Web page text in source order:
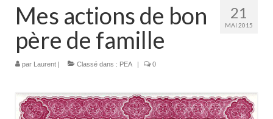
21
MAI 2015
Mes actions de bon
père de famille
par Laurent | Classé dans : PEA | 0